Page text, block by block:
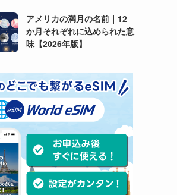
アメリカの満月の名前｜12
か月それぞれに込められた意
味【2026年版】